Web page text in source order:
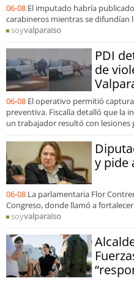
06-08 El imputado habría
carabineros mientras se
soyvalparaiso
PDI
de
06-08 El operativo permitió
preventiva. Fiscalía detalló que la
un trabajador resultó con lesiones
y pide
06-08 La parlamentaria Flor
Congreso, donde llamó a
soyvalparaiso